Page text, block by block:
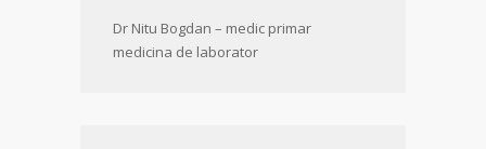
Dr Nitu Bogdan – medic primar
medicina de laborator